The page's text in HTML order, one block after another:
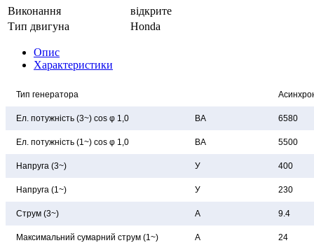
Виконання
відкрите
Тип двигуна
Honda
Опис
Характеристики
Тип генератора
Ел. потужність (3~) cos φ 1,0 ВА 6580
Ел. потужність (1~) cos φ 1,0 ВА 5500
Напруга (3~) У 400
Напруга (1~) У 230
Струм (3~) А 9.4
Максимальний сумарний струм (1~) А 24